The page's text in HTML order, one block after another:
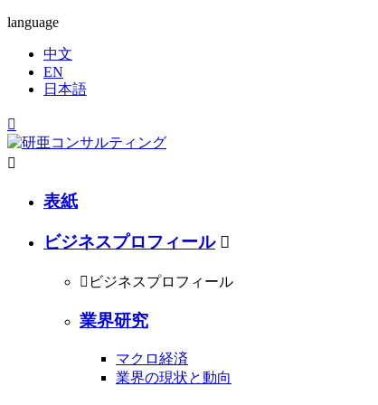
language
中文
EN
日本語


表紙
ビジネスプロフィール 
 ビジネスプロフィール
業界研究
マクロ経済
業界の現状と動向